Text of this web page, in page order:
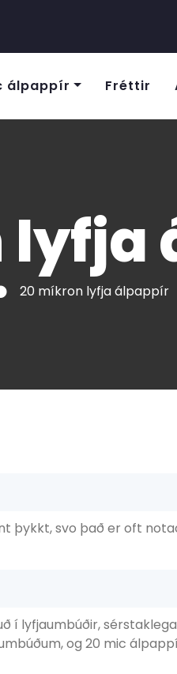
álpappír Fréttir
lyfja
20 míkron lyfja álpappír
þykkt, svo það er oft
í lyfjaumbúðir, sérstaklega
og 20 mic